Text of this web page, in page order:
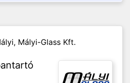
Mályi-Glass Kft.